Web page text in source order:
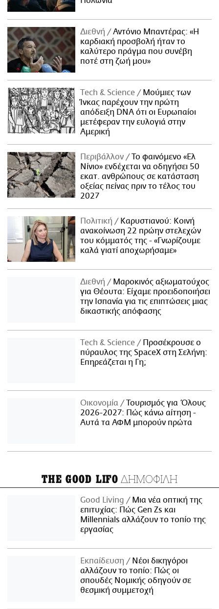
Διεθνή
Αντόνιο Μπαντέρας: «Η
καρδιακή προσβολή ήταν το
καλύτερο πράγμα που συνέβη
ποτέ στη ζωή μου»
Τech & Science
Μούμιες των
Ίνκας παρέχουν την πρώτη
απόδειξη DNA ότι οι Ευρωπαίοι
μετέφεραν την ευλογιά στην
Αμερική
Περιβάλλον
Το φαινόμενο «Ελ
Νίνιο» ενδέχεται να οδηγήσει 50
εκατ. ανθρώπους σε κατάσταση
οξείας πείνας πριν το τέλος του
2027
Πολιτική
Καρυστιανού: Κοινή
ανακοίνωση 22 πρώην στελεχών
του κόμματός της - «Γνωρίζουμε
καλά γιατί αποχωρήσαμε»
Διεθνή
Μαροκινός αξιωματούχος
για Θέουτα: Είχαμε προειδοποιήσει
την Ισπανία για τις επιπτώσεις μιας
δικαστικής απόφασης
Τech & Science
Προσέκρουσε ο
πύραυλος της SpaceX στη Σελήνη:
Επηρεάζεται η Γη;
Οικονομία
Τουρισμός για Όλους
2026-2027: Πώς κάνω αίτηση -
Αυτά τα ΑΦΜ μπορούν πρώτα
THE GOOD LIFO ΔΗΜΟΦΙΛΗ
Good Living
Μια νέα οπτική της
επιτυχίας: Πώς Gen Zs και
Millennials αλλάζουν το τοπίο της
εργασίας
Εκπαίδευση
Νέοι δικηγόροι
αλλάζουν το τοπίο: Πώς οι
σπουδές Νομικής οδηγούν σε
θεσμική συμμετοχή